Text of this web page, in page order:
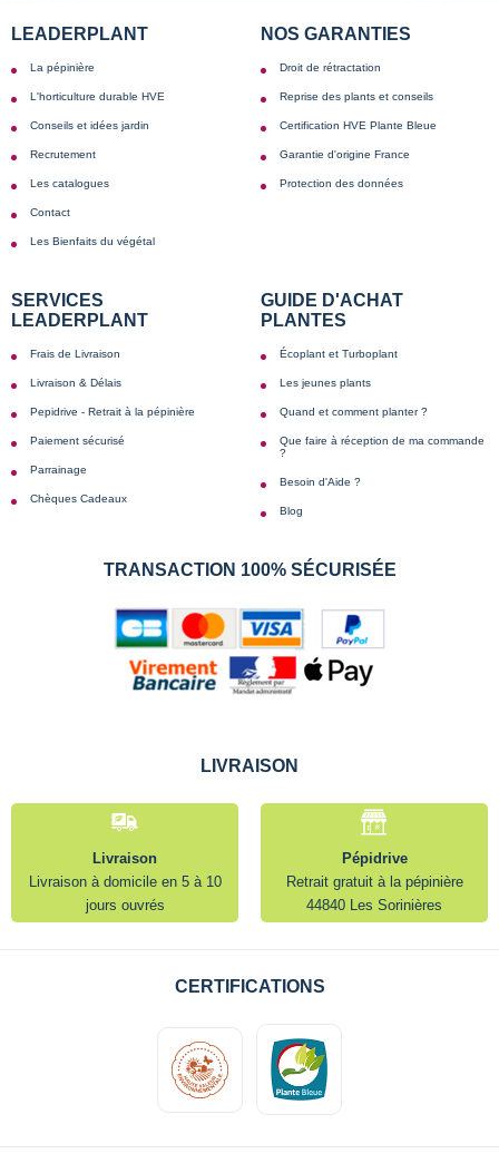
LEADERPLANT
La pépinière
L'horticulture durable HVE
Conseils et idées jardin
Recrutement
Les catalogues
Contact
Les Bienfaits du végétal
NOS GARANTIES
Droit de rétractation
Reprise des plants et conseils
Certification HVE Plante Bleue
Garantie d'origine France
Protection des données
SERVICES
LEADERPLANT
Frais de Livraison
Livraison & Délais
Pepidrive - Retrait à la pépinière
Paiement sécurisé
Parrainage
Chèques Cadeaux
GUIDE D'ACHAT
PLANTES
Écoplant et Turboplant
Les jeunes plants
Quand et comment planter ?
Que faire à réception de ma commande
?
Besoin d'Aide ?
Blog
TRANSACTION 100% SÉCURISÉE
LIVRAISON
Livraison
Livraison à domicile en 5 à 10
jours ouvrés
Pépidrive
Retrait gratuit à la pépinière
44840 Les Sorinières
CERTIFICATIONS